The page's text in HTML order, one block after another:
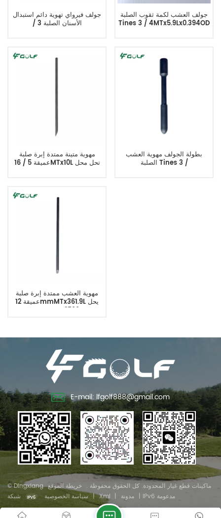
جولف فيرواي تهوية دائم استبدال
الأسنان الصلبة 3 /
جولف العشب لكمة ثقوب الصلبة
Tines 3 / 4MTx5.9Lx0.394OD
مهوية متينة ممتدة إبرة صلبة
عميقة 5 / 16MTx10L تحل محل
بطولة الجولف مهوية العشب
الصلبة Tines 3 /
مهوية العشب ممتدة إبرة صلبة
عميقة 12mmMTx361.9L يحل
محل SGS12500
E-mail: lfgolf888@gmail.com
© Dingxiang ماكينات قطع غيار المحدودة. كل الحقوق محفوظة . خريطة الموقع
| مدونة |
Xml
| سياسة الخصوصية شبكة IPv6 مدعومة